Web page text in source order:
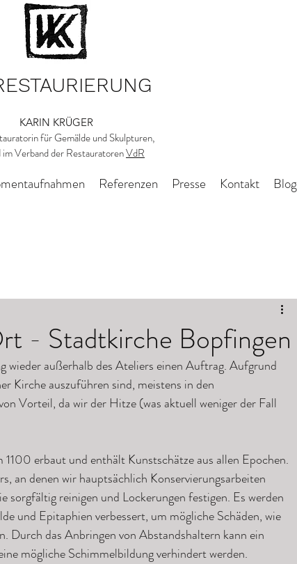
KARIN KRÜGER
für Gemälde und Skulpturen,
Verband der RestauratorenVdR
Referenzen Presse Kontakt Blog
- Stadtkirche Bopfingen
Kirche auszuführen sind, meistens in den
Vorteil, da wir der Hitze (was aktuell weniger der Fall
erbaut und enthält Kunstschätze aus allen Epochen.
an denen wir hauptsächlich Konservierungsarbeiten
sorgfältig reinigen und Lockerungen festigen. Es werden
und Epitaphien verbessert, um mögliche Schäden, wie
Durch das Anbringen von Abstandshaltern kann ein
mögliche Schimmelbildung verhindert werden.